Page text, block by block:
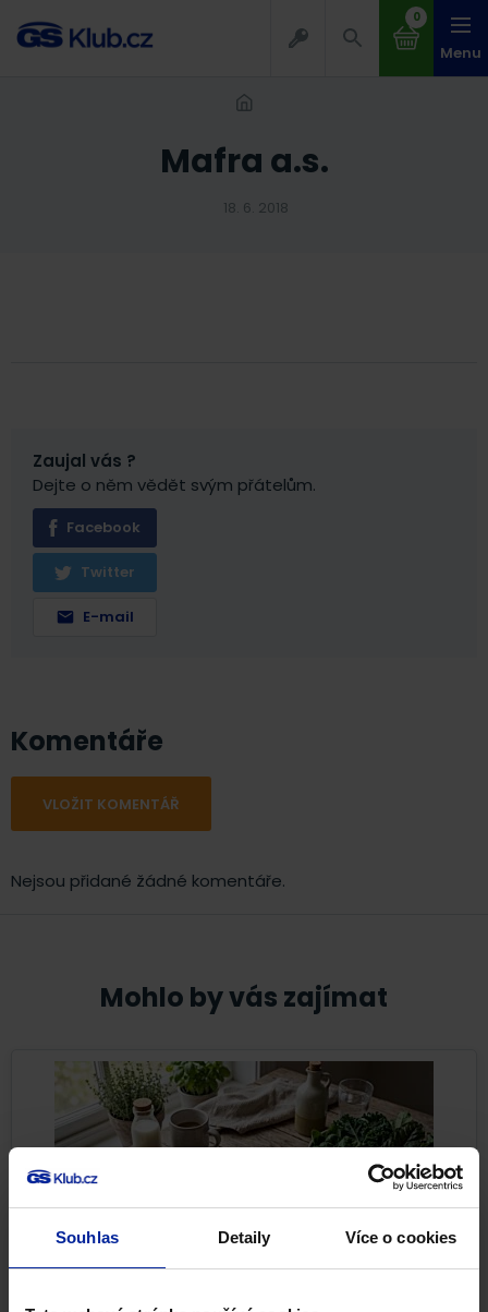
Souhlas Detaily Více o cookies
0
Menu
Mafra a.s.
18. 6. 2018
Zaujal vás ?
Dejte o něm vědět svým přátelům.
Facebook
Twitter
E-mail
Komentáře
VLOŽIT KOMENTÁŘ
Nejsou přidané žádné komentáře.
Mohlo by vás zajímat